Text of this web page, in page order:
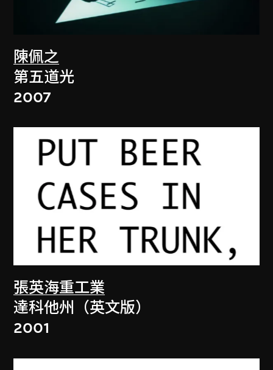
陳佩之
第五道光
2007
張英海重工業
達科他州（英文版）
2001